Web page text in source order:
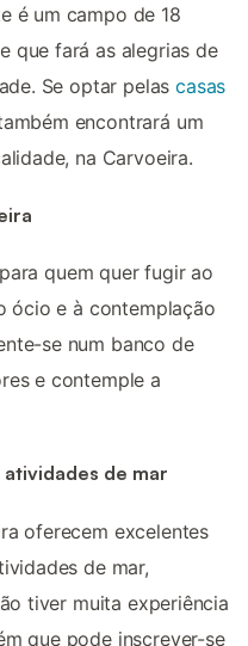
é um campo de 18
que fará as alegrias de
Se optar pelascasas
encontrará um
na Carvoeira.
quem quer fugir ao
ócio e à contemplação
se num banco de
e contemple a
atividades de mar
oferecem excelentes
de mar,
tiver muita experiência
que pode inscrever-se